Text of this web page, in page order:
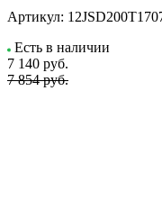
Артикул:
Есть в наличии
7 140 руб.
7 854 руб.